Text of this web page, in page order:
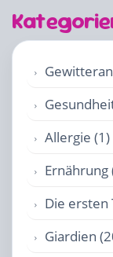
Allergie (1)
Ernährung
Die ersten
Giardien